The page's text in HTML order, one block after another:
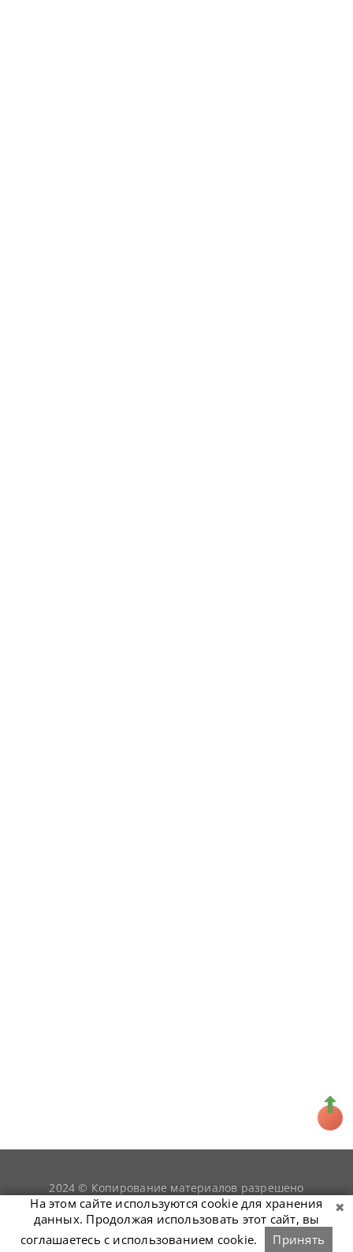
2024 © Копирование материалов разрешено
только при условии гиперссылки наsnookerist.ru
На этом сайте используются cookie для хранения
данных. Продолжая использовать этот сайт, вы
соглашаетесь с использованием cookie.
Принять